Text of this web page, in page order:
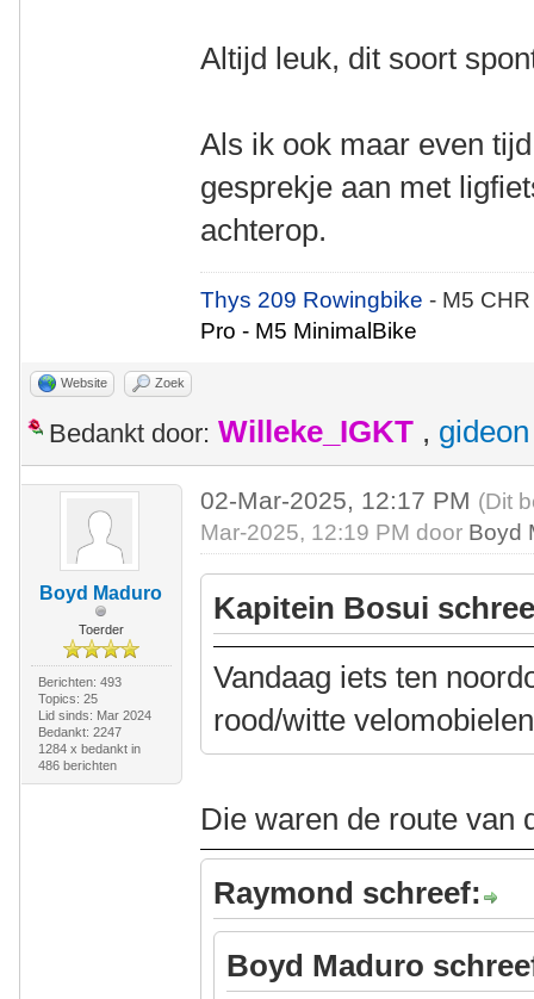
Altijd leuk, dit soort
Als ik ook maar even
gesprekje aan met
achterop.
Thys 209 Rowingbike- M5
Pro - M5 MinimalBike
Website Zoek
Bedankt door: Willeke_IGKT , gideon
Boyd Maduro
Toerder
Berichten: 493
Topics: 25
Lid sinds: Mar 2024
Bedankt: 2247
1284 x bedankt in
486 berichten
02-Mar-2025, 12:17 PM (Dit
Mar-2025, 12:19 PM door Boyd
Kapitein Bosui
Vandaag iets ten
rood/witte
Die waren de route van
Raymond schreef:
Boyd Maduro